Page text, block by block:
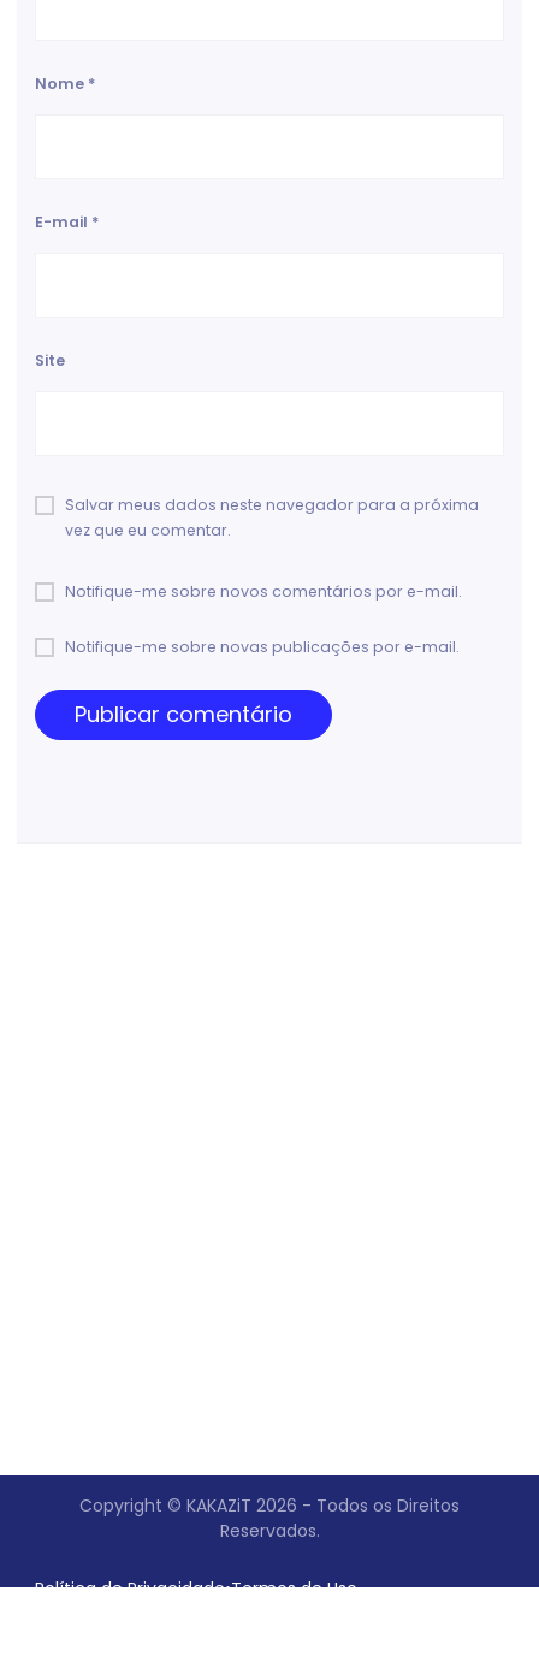
Nome *
E-mail *
Site
Salvar meus dados neste navegador para a próxima
vez que eu comentar.
Notifique-me sobre novos comentários por e-mail.
Notifique-me sobre novas publicações por e-mail.
Copyright © KAKAZiT 2026 - Todos os Direitos
Reservados.
Política de Privacidade•Termos de Uso